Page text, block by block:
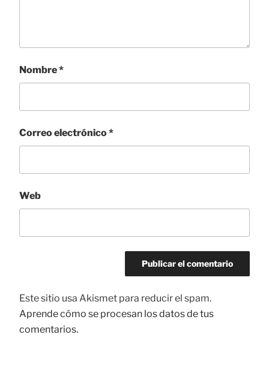
Nombre*
Correo electrónico*
Web
Este sitio usa Akismet para reducir el spam.
Aprende cómo se procesan los datos de tus
comentarios.